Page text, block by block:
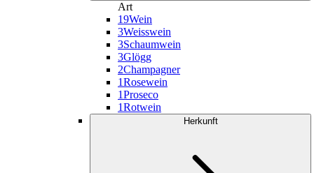
Art
19Wein
3Weisswein
3Schaumwein
3Glögg
2Champagner
1Rosewein
1Proseco
1Rotwein
Herkunft